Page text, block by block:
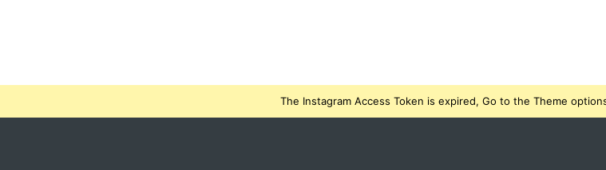
The Instagram Access Token is expired, Go to the Theme